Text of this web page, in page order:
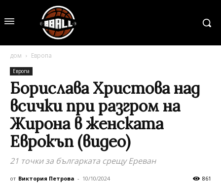
дом Европа
Европа
Борислава Христова над
всички при разгром на
Жирона в женската
Еврокъп (видео)
21 точки за българката срещу Ереван
от Виктория Петрова - 10/10/2024 861